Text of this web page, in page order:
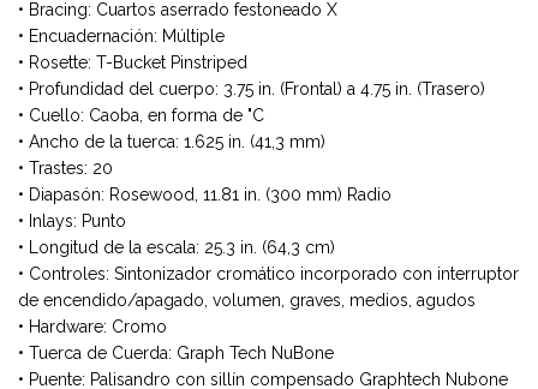
• Bracing: Cuartos aserrado festoneado X
• Encuadernación: Múltiple
• Rosette: T-Bucket Pinstriped
• Profundidad del cuerpo: 3.75 in. (Frontal) a 4.75 in. (Trasero)
• Cuello: Caoba, en forma de "C
• Ancho de la tuerca: 1.625 in. (41,3 mm)
• Trastes: 20
• Diapasón: Rosewood, 11.81 in. (300 mm) Radio
• Inlays: Punto
• Longitud de la escala: 25.3 in. (64,3 cm)
• Controles: Sintonizador cromático incorporado con interruptor
de encendido/apagado, volumen, graves, medios, agudos
• Hardware: Cromo
• Tuerca de Cuerda: Graph Tech NuBone
• Puente: Palisandro con sillín compensado Graphtech Nubone